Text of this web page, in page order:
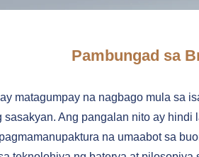
Pambungad sa
matagumpay na nagbago mula sa
Ang pangalan nito ay
na umaabot sa